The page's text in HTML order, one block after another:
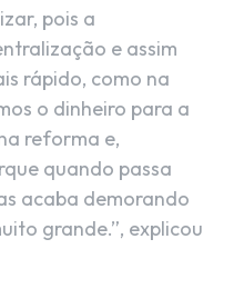
pois a
e assim
rápido, como na
o dinheiro para a
reforma e,
quando passa
acaba demorando
grande.”, explicou